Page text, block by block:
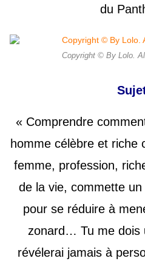
du
Copyright © By Lolo.
« Comprendre
homme célèbre et riche
femme, profession,
de la vie, commette
pour se réduire à
zonard… Tu me dois
révélerai jamais à